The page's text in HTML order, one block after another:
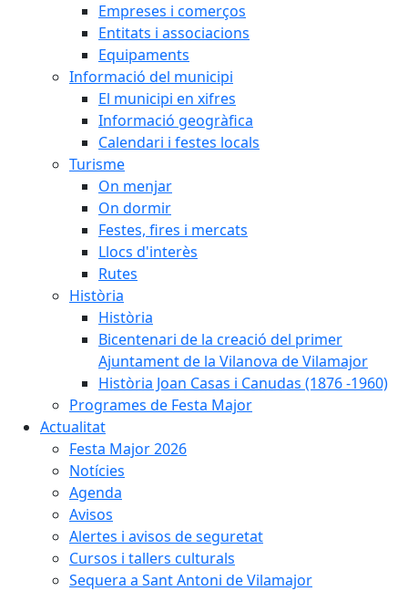
Empreses i comerços
Entitats i associacions
Equipaments
Informació del municipi
El municipi en xifres
Informació geogràfica
Calendari i festes locals
Turisme
On menjar
On dormir
Festes, fires i mercats
Llocs d'interès
Rutes
Història
Història
Bicentenari de la creació del primer
Ajuntament de la Vilanova de Vilamajor
Història Joan Casas i Canudas (1876 -1960)
Programes de Festa Major
Actualitat
Festa Major 2026
Notícies
Agenda
Avisos
Alertes i avisos de seguretat
Cursos i tallers culturals
Sequera a Sant Antoni de Vilamajor